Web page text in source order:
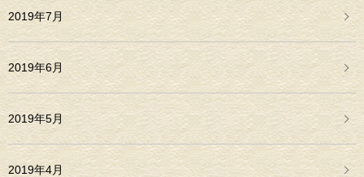
2019年7月
2019年6月
2019年5月
2019年4月